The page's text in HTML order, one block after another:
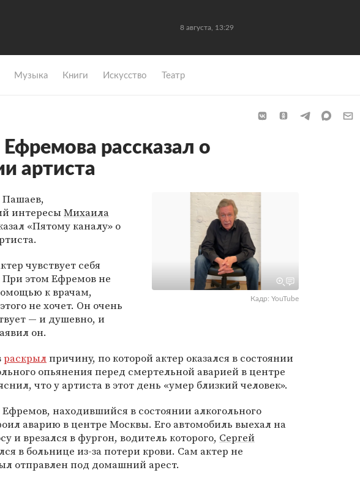
8 августа, 13:29
Музыка Книги Искусство Театр
рассказал о
артиста
Кадр: YouTube
Пашаев,
интересыМихаила
«Пятому каналу» о
чувствует себя
При этом Ефремов не
к врачам,
не хочет. Он очень
— и душевно, и
он.
раскрылпричину, по которой актер оказался в состоянии
опьянения перед смертельной аварией в центре
что у артиста в этот день «умер близкий человек».
находившийся в состоянии алкогольного
аварию в центре Москвы. Его автомобиль выехал на
и врезался в фургон, водитель которого, Сергей
в больнице из-за потери крови. Сам актер не
отправлен под домашний арест.